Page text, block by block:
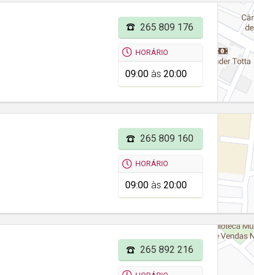
265 809 176
HORÁRIO
09:00 às20:00
265 809 160
HORÁRIO
09:00 às20:00
265 892 216